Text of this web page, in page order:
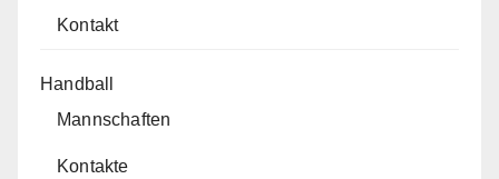
Kontakt
Handball
Mannschaften
Kontakte